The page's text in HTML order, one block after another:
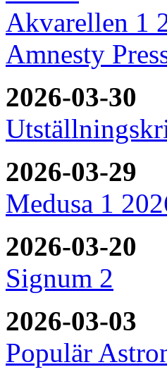
Akvarellen 1
Amnesty
2026-03-30
2026-03-29
Medusa 1
2026-03-20
Signum 2
2026-03-03
Populär